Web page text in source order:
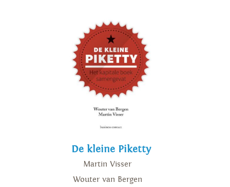
De kleine Piketty
Martin Visser
Wouter van Bergen